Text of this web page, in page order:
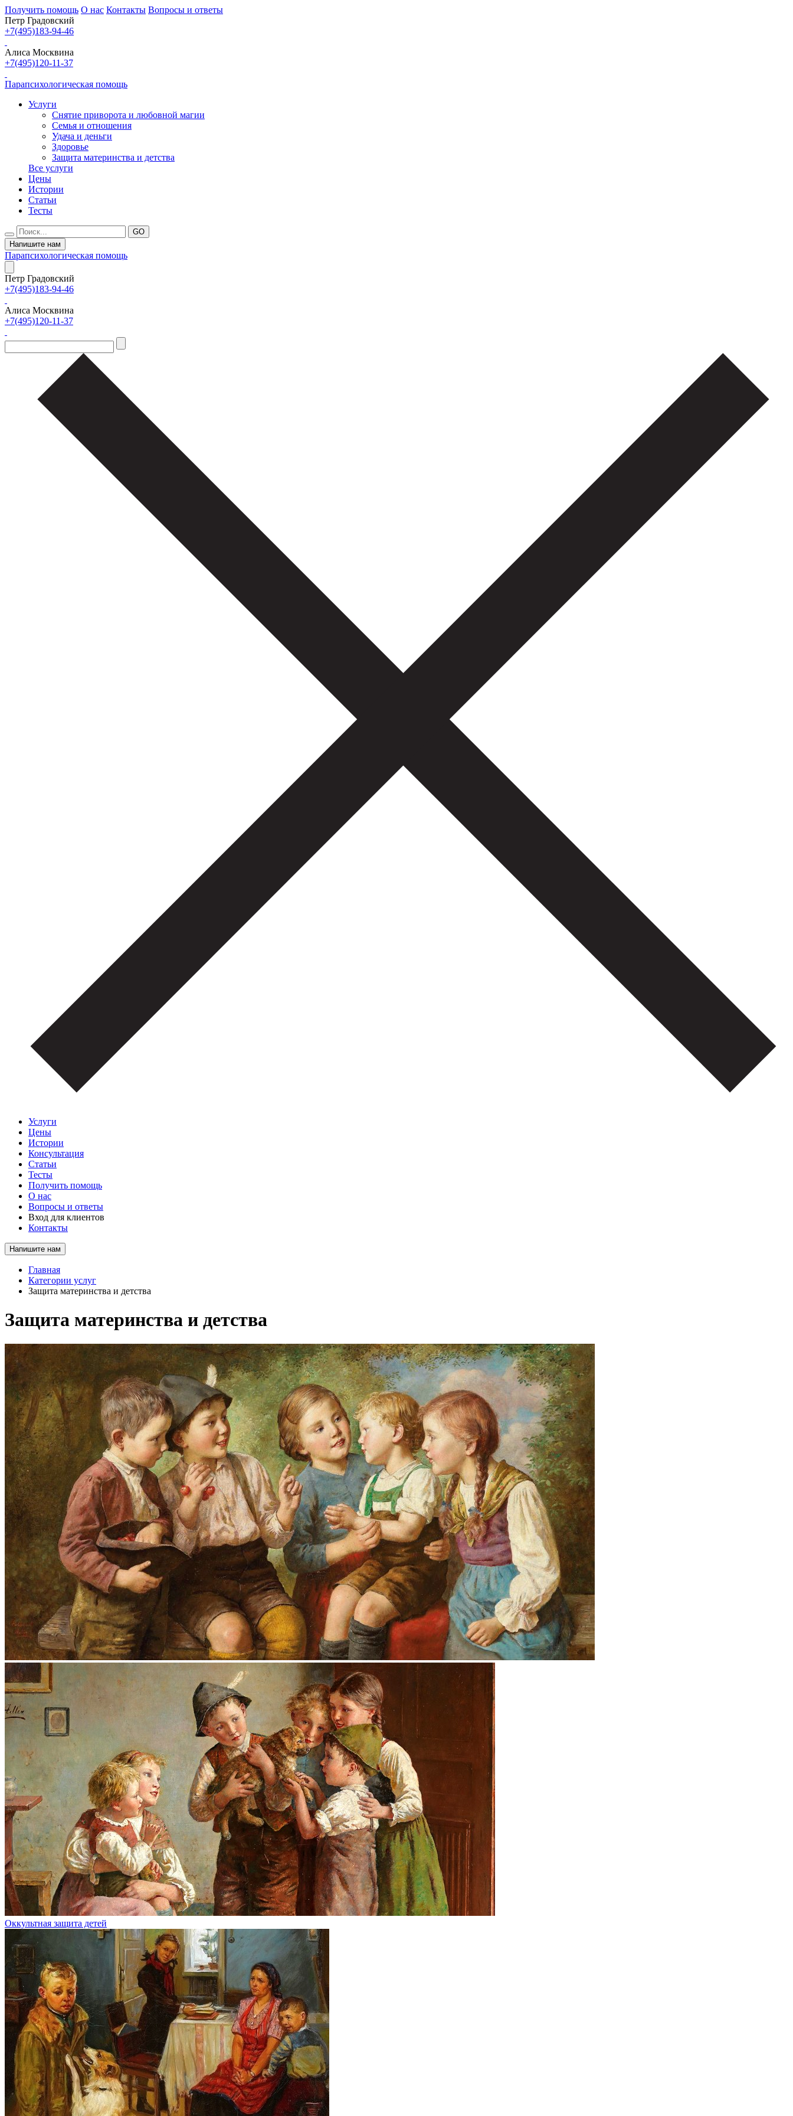
Получить помощь О нас Контакты Вопросы и ответы
Петр Градовский
+7(495)183-94-46
Алиса Москвина
+7(495)120-11-37
Парапсихологическая помощь
Услуги
Снятие приворота и любовной магии
Семья и отношения
Удача и деньги
Здоровье
Защита материнства и детства
Все услуги
Цены
Истории
Статьи
Тесты
Напишите нам
Парапсихологическая помощь
Петр Градовский
+7(495)183-94-46
Алиса Москвина
+7(495)120-11-37
Услуги
Цены
Истории
Консультация
Статьи
Тесты
Получить помощь
О нас
Вопросы и ответы
Вход для клиентов
Контакты
Напишите нам
Главная
Категории услуг
Защита материнства и детства
Защита материнства и детства
Оккультная защита детей